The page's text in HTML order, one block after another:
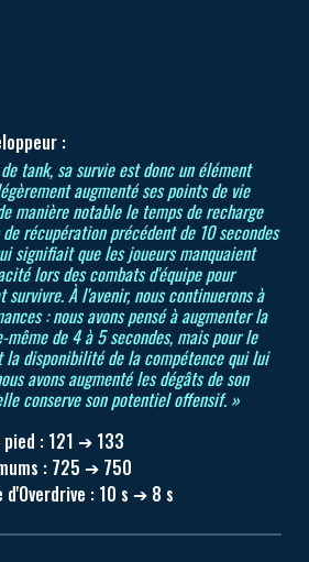
:
tank, sa survie est donc un élément
augmenté ses points de vie
manière notable le temps de recharge
récupération précédent de 10 secondes
signifiait que les joueurs manquaient
lors des combats d'équipe pour
survivre. À l'avenir, nous continuerons à
: nous avons pensé à augmenter la
même de 4 à 5 secondes, mais pour le
la disponibilité de la compétence qui lui
avons augmenté les dégâts de son
conserve son potentiel offensif. »
: 121 ➔ 133
: 725 ➔ 750
d'Overdrive : 10 s ➔ 8 s